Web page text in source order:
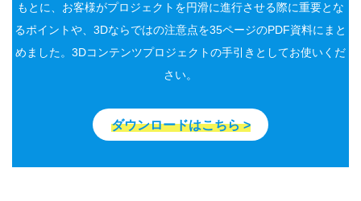
もとに、お客様がプロジェクトを円滑に進行させる際に重要とな
るポイントや、3Dならではの注意点を35ページのPDF資料にまと
めました。3Dコンテンツプロジェクトの手引きとしてお使いくだ
さい。
ダウンロードはこちら >